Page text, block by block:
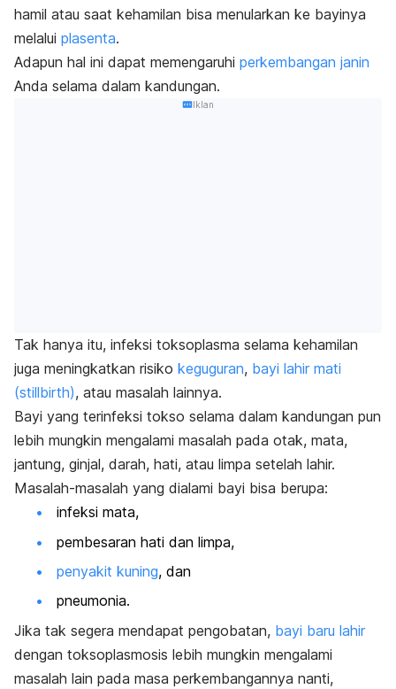
hamil atau saat kehamilan bisa menularkan ke bayinya
melalui plasenta.
Adapun hal ini dapat memengaruhi perkembangan janin
Anda selama dalam kandungan.
Iklan
Tak hanya itu, infeksi toksoplasma selama kehamilan
juga meningkatkan risiko keguguran, bayi lahir mati
(stillbirth), atau masalah lainnya.
Bayi yang terinfeksi tokso selama dalam kandungan pun
lebih mungkin mengalami masalah pada otak, mata,
jantung, ginjal, darah, hati, atau limpa setelah lahir.
Masalah-masalah yang dialami bayi bisa berupa:
infeksi mata,
pembesaran hati dan limpa,
penyakit kuning, dan
pneumonia.
Jika tak segera mendapat pengobatan, bayi baru lahir
dengan toksoplasmosis lebih mungkin mengalami
masalah lain pada masa perkembangannya nanti,